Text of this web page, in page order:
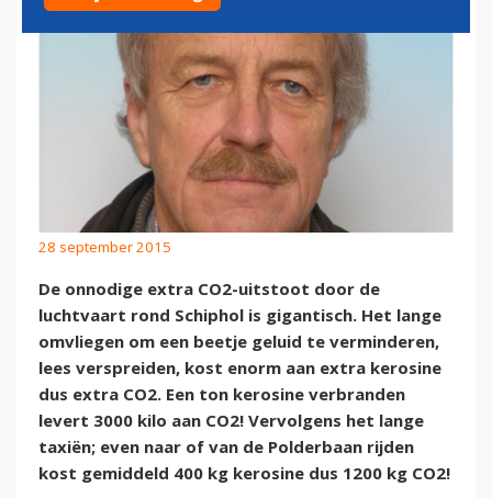
28 september 2015
De onnodige extra CO2-uitstoot door de
luchtvaart rond Schiphol is gigantisch. Het lange
omvliegen om een beetje geluid te verminderen,
lees verspreiden, kost enorm aan extra kerosine
dus extra CO2. Een ton kerosine verbranden
levert 3000 kilo aan CO2! Vervolgens het lange
taxiën; even naar of van de Polderbaan rijden
kost gemiddeld 400 kg kerosine dus 1200 kg CO2!